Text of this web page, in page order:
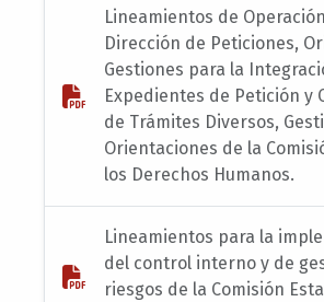
Lineamientos de
Dirección de Peticiones,
Gestiones para la
Expedientes de Petición y
de Trámites Diversos,
Orientaciones de la
los Derechos Humanos.
Lineamientos para la
del control interno y de
riesgos de la Comisión